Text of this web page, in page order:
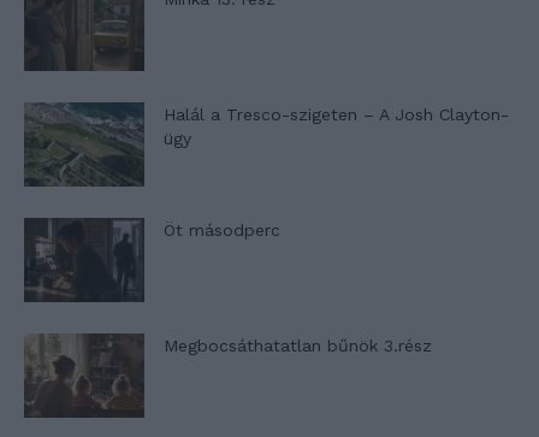
Halál a Tresco-szigeten – A Josh Clayton-
ügy
Öt másodperc
Megbocsáthatatlan bűnök 3.rész